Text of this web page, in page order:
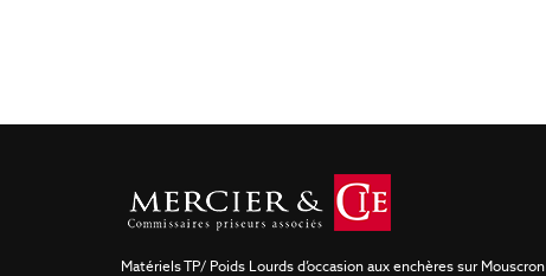
Matériels TP/ Poids Lourds d’occasion aux enchères sur Mouscron